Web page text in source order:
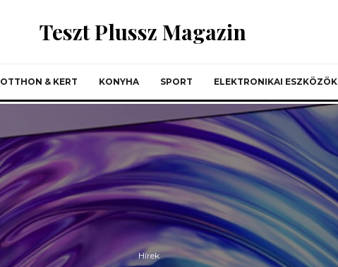
Teszt Plussz Magazin
OTTHON & KERT KONYHA SPORT ELEKTRONIKAI ESZKÖZÖK
Hírek